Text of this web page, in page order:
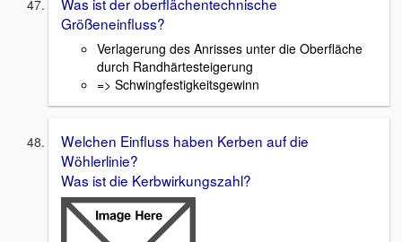
Größeneinfluss?
Verlagerung des Anrisses unter die Oberfläche
durch Randhärtesteigerung
=> Schwingfestigkeitsgewinn
Welchen Einfluss haben Kerben auf die
Wöhlerlinie?
Was ist die Kerbwirkungszahl?